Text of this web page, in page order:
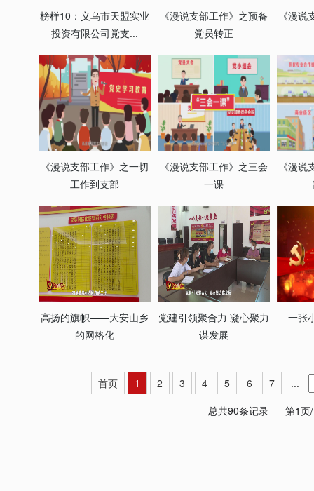
榜样10：义乌市天盟实业
投资有限公司党支...
《漫说支部工作》之预备
党员转正
《漫
《漫说支部工作》之一切
工作到支部
《漫说支部工作》之三会
一课
《漫
高扬的旗帜——大安山乡
的网格化
党建引领聚合力 凝心聚力
谋发展
一张
首页 1 2 3 4 5 6 7
...
总共90条记录 第1页/